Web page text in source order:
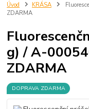
Úvod KRÁSA
ZDARMA
g) / A-
ZDARMA
DOPRAVA ZDARMA